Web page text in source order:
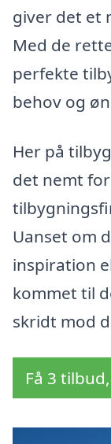
giver det et
Med de
perfekte
behov og
Her på
det nemt
Uanset om
inspiration
kommet til
skridt mod
Få 3